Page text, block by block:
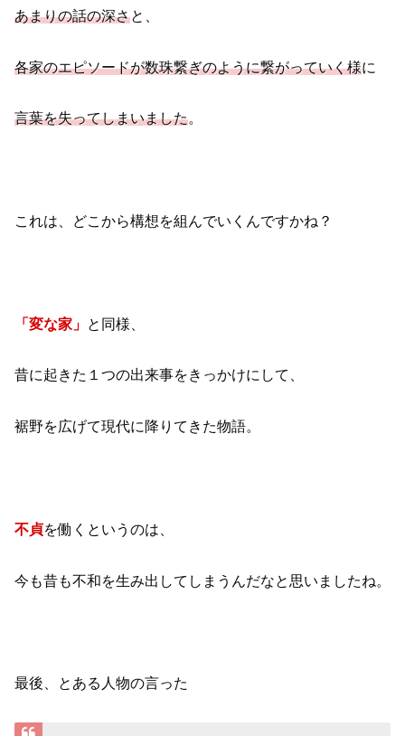
あまりの話の深さと、
各家のエピソードが数珠繋ぎのように繋がっていく様に
言葉を失ってしまいました。
これは、どこから構想を組んでいくんですかね？
「変な家」 と同様、
昔に起きた１つの出来事をきっかけにして、
裾野を広げて現代に降りてきた物語。
不貞を働くというのは、
今も昔も不和を生み出してしまうんだなと思いましたね。
最後、とある人物の言った